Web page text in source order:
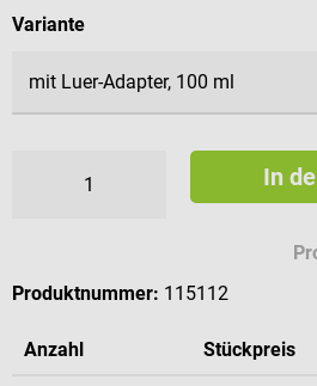
Varianteauswählen
In
Produktnummer: 115112
Anzahl Stückpreis